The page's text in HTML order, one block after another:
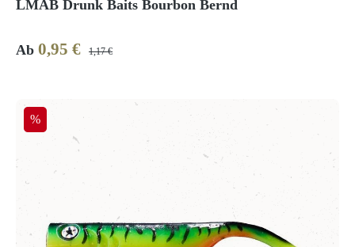
LMAB Drunk Baits Bourbon Bernd
Verkaufspreis:
Ab 0,95 € Regulärer Preis:
1,17 €
Rabatt
%